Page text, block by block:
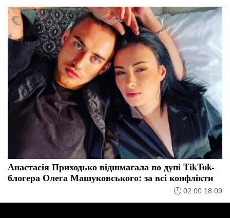
Анастасія Приходько відшмагала по дупі TikTok-
блогера Олега Машуковського: за всі конфлікти
02:00 18.09